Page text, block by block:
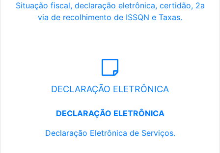
Situação fiscal, declaração eletrônica, certidão, 2a
via de recolhimento de ISSQN e Taxas.
DECLARAÇÃO ELETRÔNICA
DECLARAÇÃO ELETRÔNICA
Declaração Eletrônica de Serviços.